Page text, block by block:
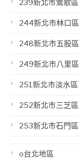
239新北市鶯歌區
244新北市林口區
248新北市五股區
249新北市八里區
251新北市淡水區
252新北市三芝區
253新北市石門區
o台北地區